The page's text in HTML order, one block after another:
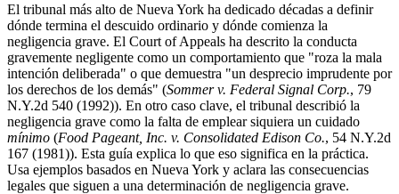
El tribunal más alto de Nueva York ha dedicado décadas a definir
dónde termina el descuido ordinario y dónde comienza la
negligencia grave. El Court of Appeals ha descrito la conducta
gravemente negligente como un comportamiento que "roza la mala
intención deliberada" o que demuestra "un desprecio imprudente por
los derechos de los demás" (Sommer v. Federal Signal Corp., 79
N.Y.2d 540 (1992)). En otro caso clave, el tribunal describió la
negligencia grave como la falta de emplear siquiera un cuidado
mínimo (Food Pageant, Inc. v. Consolidated Edison Co., 54 N.Y.2d
167 (1981)). Esta guía explica lo que eso significa en la práctica.
Usa ejemplos basados en Nueva York y aclara las consecuencias
legales que siguen a una determinación de negligencia grave.